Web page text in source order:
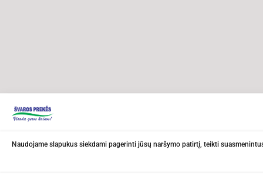
Naudojame slapukus siekdami pagerinti jūsų naršymo patirtį, teikti